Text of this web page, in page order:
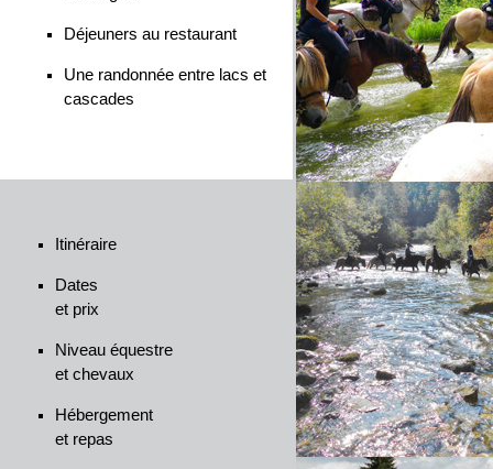
Itinéraire
Dates
et prix
Niveau équestre
et chevaux
Hébergement
et repas
Déjeuners au restaurant
Une randonnée entre lacs et
cascades